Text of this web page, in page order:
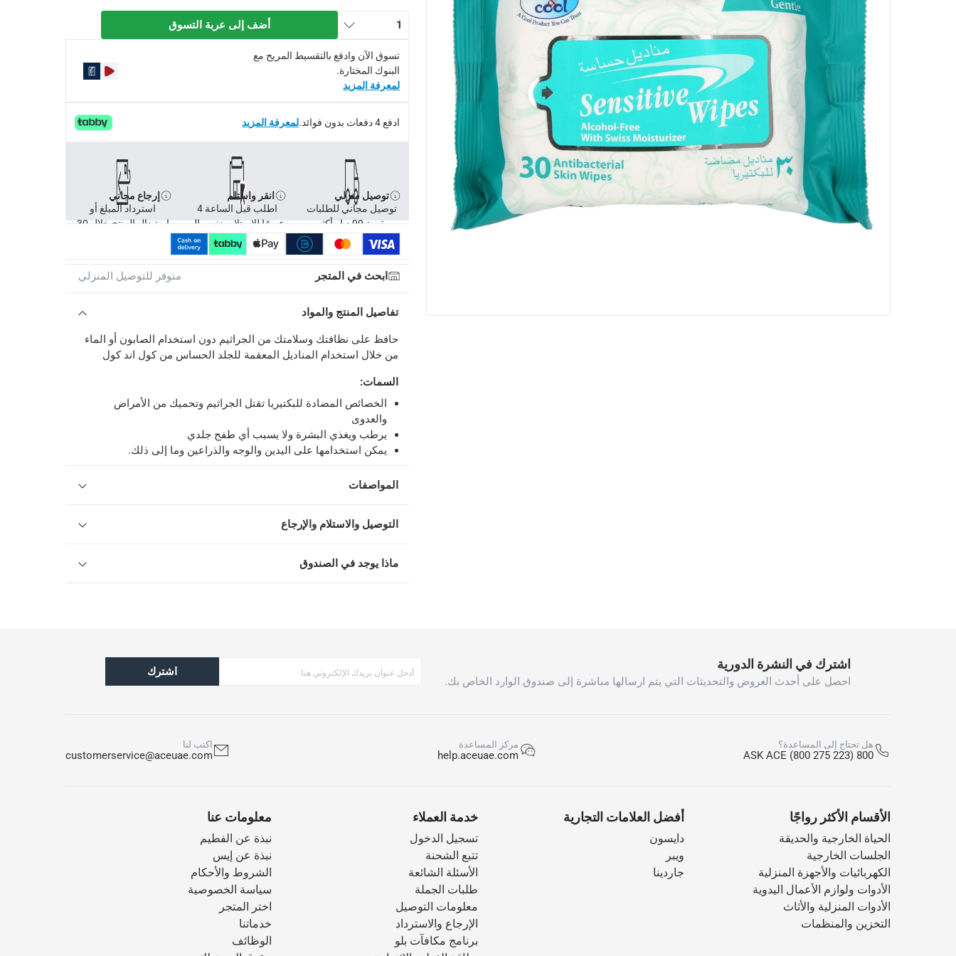
رقم قطعة الشركة المصنعة (Mpn)
S3409X
:
12 x 7 x 5
Delivery & Returns
delivery method
التوصيل المُتَتَبَّع: خلال 1 إلى 5 أيام عمل توصيل مجاني للطلبات فوق 99 درهم، أو رسوم 20 درهم.
delivery times
طلبات الطرود: توصيل خلال 1 إلى 3 أيام عمل
توصيل مجاني للطلبات فوق 99 درهم، أو رسوم 20 درهم.
تُطبق رسوم توصيل إضافية.
1 أضف إلى عربة التسوق
تسوق الآن وادفع بالتقسيط المريح مع
البنوك المختارة.
لمعرفة المزيد
ادفع 4 دفعات بدون فوائد. لمعرفة المزيد
توصيل منزلي
توصيل مجاني للطلبات
بقيمة 99 د.إ وأكثر
انقر واستلم
اطلب قبل الساعة 4
عصرًا للاستلام بنفس ال
إرجاع مجاني
استرداد المبلغ أو
استبدال المنتج خلال 30
ابحث في المتجر متوفر للتوصيل المنزلي
تفاصيل المنتج والمواد
حافظ على نظافتك وسلامتك من الجراثيم دون استخدام الصابون أو الماء
من خلال استخدام المناديل المعقمة للجلد الحساس من كول اند كول
السمات:
الخصائص المضادة للبكتيريا تقتل الجراثيم وتحميك من الأمراض
والعدوى
يرطب ويغذي البشرة ولا يسبب أي طفح جلدي
يمكن استخدامها على اليدين والوجه والذراعين وما إلى ذلك.
المواصفات
التوصيل والاستلام والإرجاع
ماذا يوجد في الصندوق
اشترك في النشرة الدورية
احصل على أحدث العروض والتحديثات التي يتم ارسالها مباشرة إلى صندوق الوارد الخاص بك.
اشترك
هل تحتاج إلى المساعدة؟
800 ASK ACE (800 275 223)
مركز المساعدة
help.aceuae.com
اكتب لنا
customerservice@aceuae.com
الأقسام الأكثر رواجًا
الحياة الخارجية والحديقة
الجلسات الخارجية
الكهربائيات والأجهزة المنزلية
الأدوات ولوازم الأعمال اليدوية
الأدوات المنزلية والأثاث
التخزين والمنظمات
أفضل العلامات التجارية
دايسون
ويبر
جاردينا
خدمة العملاء
تسجيل الدخول
تتبع الشحنة
الأسئلة الشائعة
طلبات الجملة
معلومات التوصيل
الإرجاع والاسترداد
برنامج مكافآت بلو
معلومات عنا
نبذة عن الفطيم
نبذة عن إيس
الشروط والأحكام
سياسة الخصوصية
اختر المتجر
خدماتنا
الوظائف